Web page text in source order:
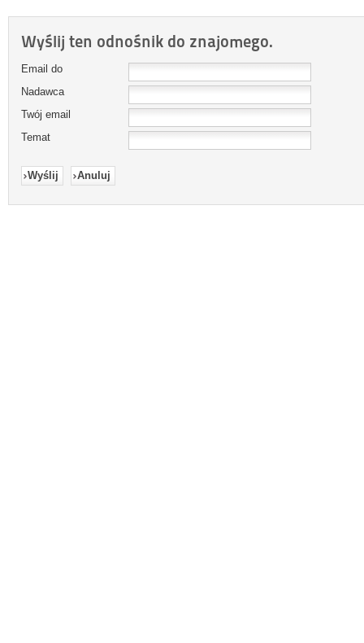
Wyślij ten odnośnik do znajomego.
Email do
Nadawca
Twój email
Temat
Wyślij Anuluj